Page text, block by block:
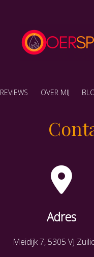
REVIEWS OVER MIJ
Adres
Meidijk 7, 5305 VJ